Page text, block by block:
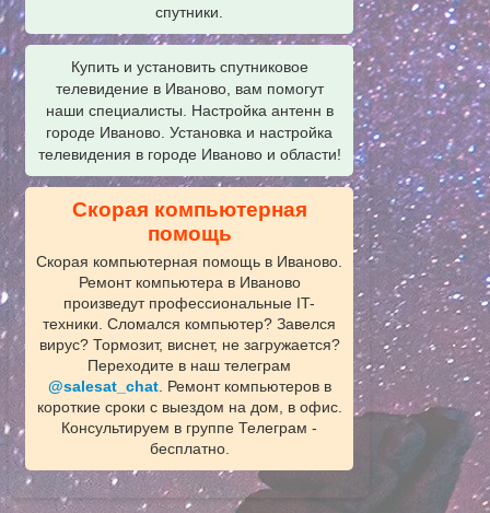
спутники.
Купить и установить спутниковое
телевидение в Иваново, вам помогут
наши специалисты. Настройка антенн в
городе Иваново. Установка и настройка
телевидения в городе Иваново и области!
Скорая компьютерная
помощь
Скорая компьютерная помощь в Иваново.
Ремонт компьютера в Иваново
произведут профессиональные IT-
техники. Сломался компьютер? Завелся
вирус? Тормозит, виснет, не загружается?
Переходите в наш телеграм
@salesat_chat. Ремонт компьютеров в
короткие сроки с выездом на дом, в офис.
Консультируем в группе Телеграм -
бесплатно.